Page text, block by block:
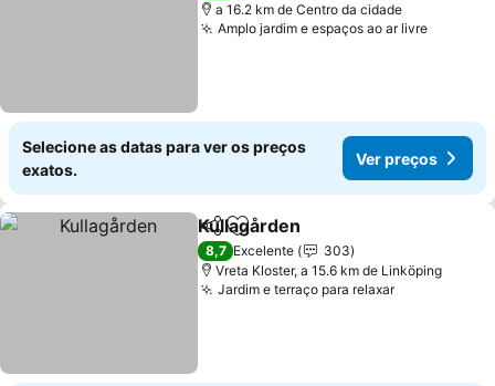
a 16.2 km de Centro da cidade
Amplo jardim e espaços ao ar livreVer
Selecione as datas para ver os preços
exatos.
Ver preços
PartilharAdicionar aos favoritos
Kullagården
8,7 Excelente
303
Vreta Kloster, a 15.6 km de Linköping
Jardim e terraço para relaxarVer preços